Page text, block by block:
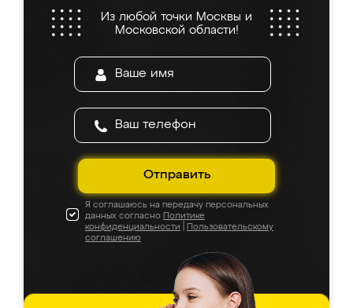
Из любой точки Москвы и
Московской области!
Отправить
Я соглашаюсь на передачу персональных
данных согласно Политике
конфиденциальности
Пользовательскому
соглашению